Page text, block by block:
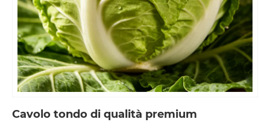
Cavolo tondo di qualità premium